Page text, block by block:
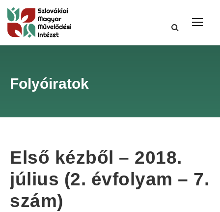
Folyóiratok
Első kézből – 2018.
július (2. évfolyam – 7.
szám)